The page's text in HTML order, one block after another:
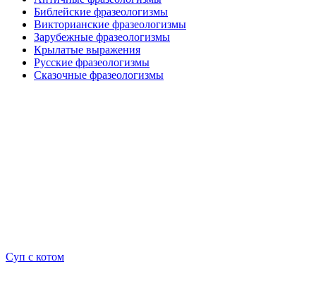
Библейские фразеологизмы
Викторианские фразеологизмы
Зарубежные фразеологизмы
Крылатые выражения
Русские фразеологизмы
Сказочные фразеологизмы
Суп с котом